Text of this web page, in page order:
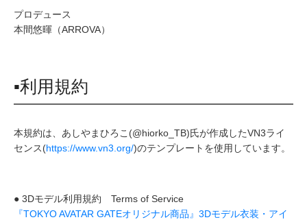
プロデュース
本間悠暉（ARROVA）
▪利用規約
本規約は、あしやまひろこ(@hiorko_TB)氏が作成したVN3ライ
センス(https://www.vn3.org/)のテンプレートを使用しています。
● 3Dモデル利用規約 Terms of Service
『TOKYO AVATAR GATEオリジナル商品』3Dモデル衣装・アイ